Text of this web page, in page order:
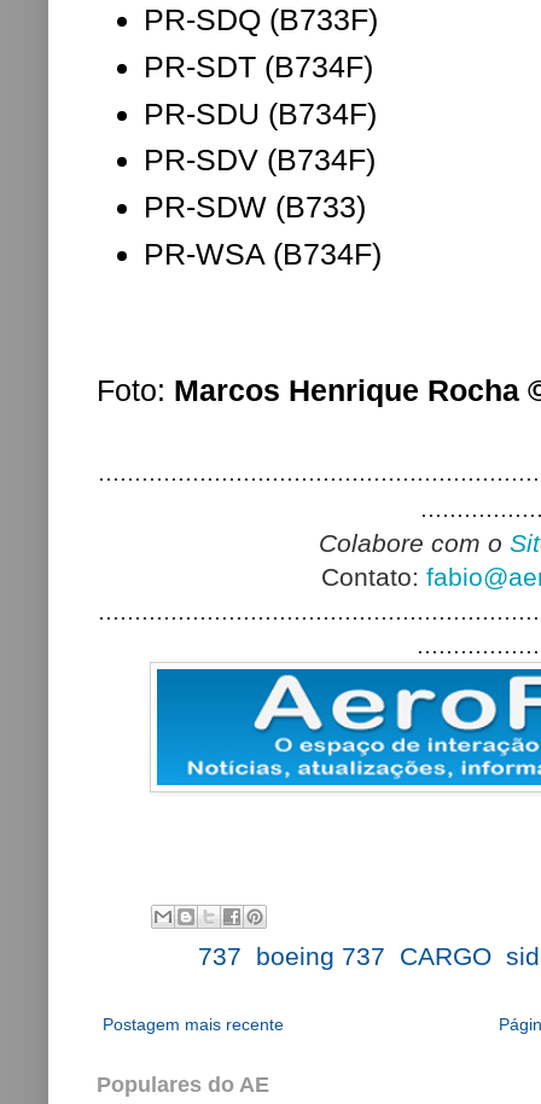
PR-SDQ (B733F)
PR-SDT (B734F)
PR-SDU (B734F)
PR-SDV (B734F)
PR-SDW (B733)
PR-WSA (B734F)
Foto: Marcos Henrique Rocha
Colabore com o
Contato:
737 boeing 737 CARGO
Postagem mais recente
Populares do AE